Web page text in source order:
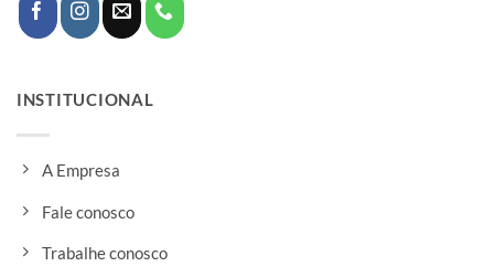
INSTITUCIONAL
A Empresa
Fale conosco
Trabalhe conosco